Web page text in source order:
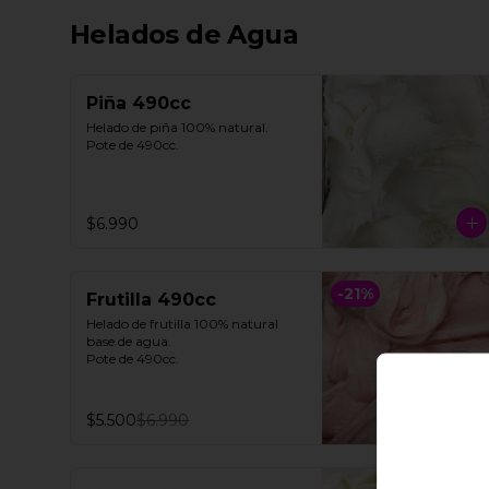
Helados de Agua
Piña 490cc
Helado de piña 100% natural.
Pote de 490cc.
$6.990
-21%
Frutilla 490cc
Helado de frutilla 100% natural
base de agua.
Pote de 490cc.
$5.500$6.990